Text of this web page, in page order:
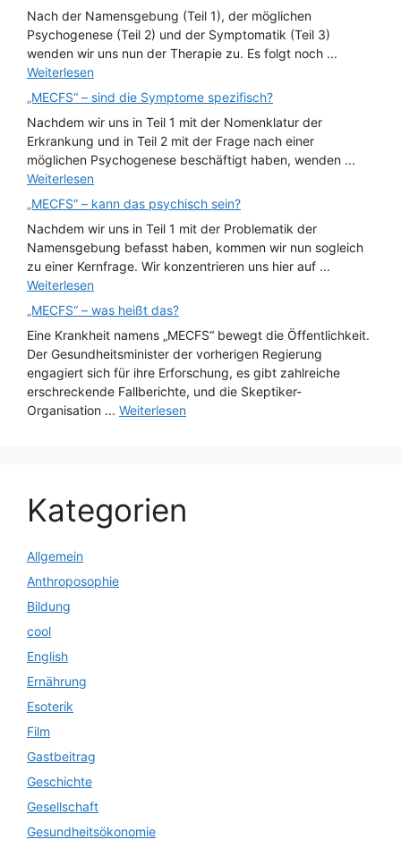
Nach der Namensgebung (Teil 1), der möglichen
Psychogenese (Teil 2) und der Symptomatik (Teil 3)
wenden wir uns nun der Therapie zu. Es folgt noch ...
Weiterlesen
„MECFS“ – sind die Symptome spezifisch?
Nachdem wir uns in Teil 1 mit der Nomenklatur der
Erkrankung und in Teil 2 mit der Frage nach einer
möglichen Psychogenese beschäftigt haben, wenden ...
Weiterlesen
„MECFS“ – kann das psychisch sein?
Nachdem wir uns in Teil 1 mit der Problematik der
Namensgebung befasst haben, kommen wir nun sogleich
zu einer Kernfrage. Wir konzentrieren uns hier auf ...
Weiterlesen
„MECFS“ – was heißt das?
Eine Krankheit namens „MECFS“ bewegt die Öffentlichkeit.
Der Gesundheitsminister der vorherigen Regierung
engagiert sich für ihre Erforschung, es gibt zahlreiche
erschreckende Fallberichte, und die Skeptiker-
Organisation ... Weiterlesen
Kategorien
Allgemein
Anthroposophie
Bildung
cool
English
Ernährung
Esoterik
Film
Gastbeitrag
Geschichte
Gesellschaft
Gesundheitsökonomie